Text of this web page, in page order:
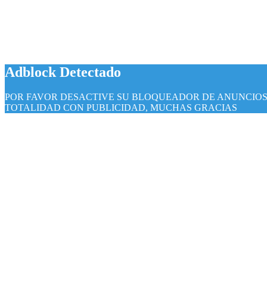
Adblock Detectado
POR FAVOR DESACTIVE SU BLOQUEADOR DE
TOTALIDAD CON PUBLICIDAD, MUCHAS GRACIAS